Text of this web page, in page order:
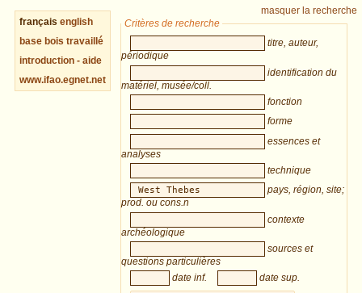
français english
base bois travaillé
introduction - aide
www.ifao.egnet.net
masquer la recherche
Critères de recherche
titre, auteur,
périodique
identification du
matériel, musée/coll.
fonction
forme
essences et
analyses
technique
pays, région, site;
prod. ou cons.n
contexte
archéologique
sources et
questions particulières
date inf.
date sup.